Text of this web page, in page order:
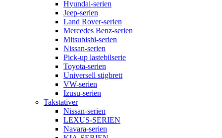
Hyundai-serien
Jeep-serien
Land Rover-serien
Mercedes Benz-serien
Mitsubishi-serien
Nissan-serien
Pick-up lastebilserie
Toyota-serien
Universell stigbrett
VW-serien
Izusu-serien
Takstativer
Nissan-serien
LEXUS-SERIEN
Navara-serien